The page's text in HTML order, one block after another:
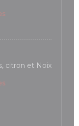
citron et Noix